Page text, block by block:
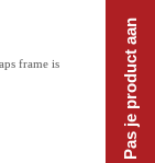
frame is Pas je product aan